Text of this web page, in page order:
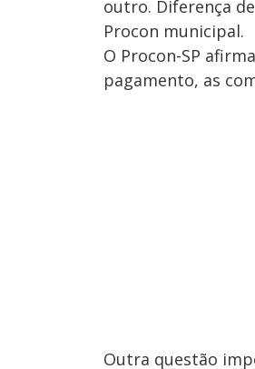
outro. Diferença
Procon municipal.
O Procon-SP
pagamento, as
Outra questão